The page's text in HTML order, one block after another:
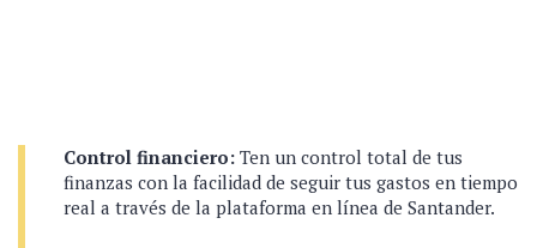
Control financiero: Ten un control total de tus
finanzas con la facilidad de seguir tus gastos en tiempo
real a través de la plataforma en línea de Santander.